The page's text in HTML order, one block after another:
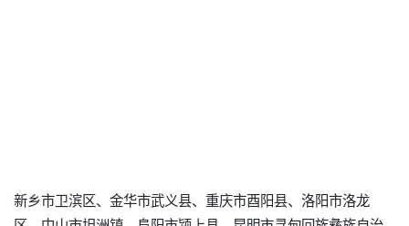
新乡市卫滨区、金华市武义县、重庆市酉阳县、洛阳市洛龙